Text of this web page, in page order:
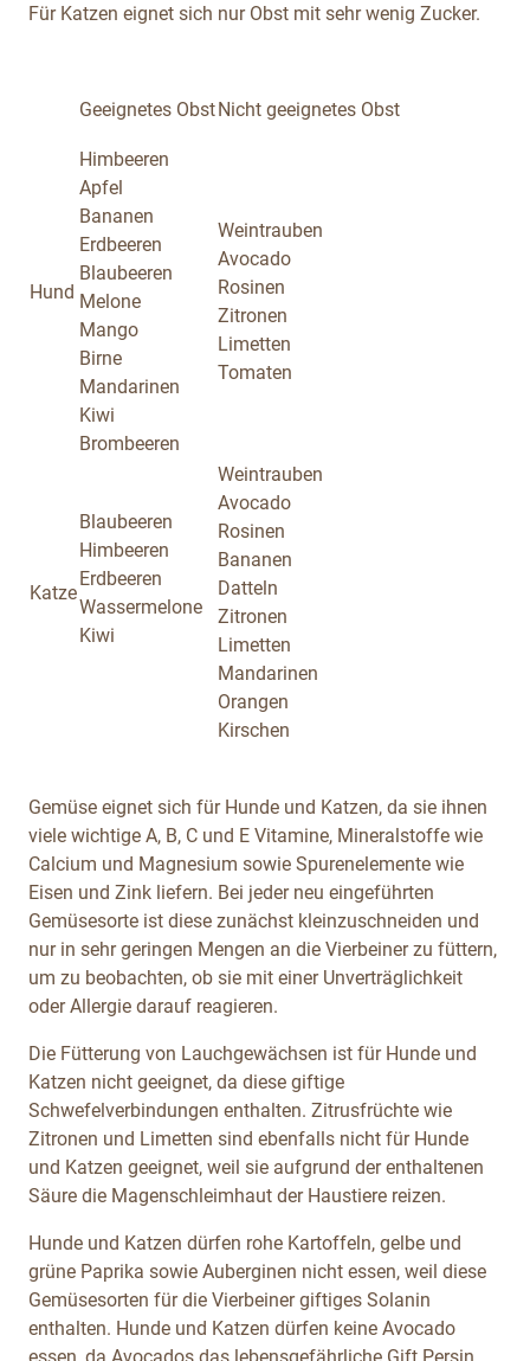
Für Katzen eignet sich nur Obst mit sehr wenig Zucker.
Geeignetes ObstNicht geeignetes Obst
Hund
Himbeeren
Apfel
Bananen
Erdbeeren
Blaubeeren
Melone
Mango
Birne
Mandarinen
Kiwi
Brombeeren
Weintrauben
Avocado
Rosinen
Zitronen
Limetten
Tomaten
Katze
Blaubeeren
Himbeeren
Erdbeeren
Wassermelone
Kiwi
Weintrauben
Avocado
Rosinen
Bananen
Datteln
Zitronen
Limetten
Mandarinen
Orangen
Kirschen
Gemüse eignet sich für Hunde und Katzen, da sie ihnen
viele wichtige A, B, C und E Vitamine, Mineralstoffe wie
Calcium und Magnesium sowie Spurenelemente wie
Eisen und Zink liefern. Bei jeder neu eingeführten
Gemüsesorte ist diese zunächst kleinzuschneiden und
nur in sehr geringen Mengen an die Vierbeiner zu füttern,
um zu beobachten, ob sie mit einer Unverträglichkeit
oder Allergie darauf reagieren.
Die Fütterung von Lauchgewächsen ist für Hunde und
Katzen nicht geeignet, da diese giftige
Schwefelverbindungen enthalten. Zitrusfrüchte wie
Zitronen und Limetten sind ebenfalls nicht für Hunde
und Katzen geeignet, weil sie aufgrund der enthaltenen
Säure die Magenschleimhaut der Haustiere reizen.
Hunde und Katzen dürfen rohe Kartoffeln, gelbe und
grüne Paprika sowie Auberginen nicht essen, weil diese
Gemüsesorten für die Vierbeiner giftiges Solanin
enthalten. Hunde und Katzen dürfen keine Avocado
essen, da Avocados das lebensgefährliche Gift Persin